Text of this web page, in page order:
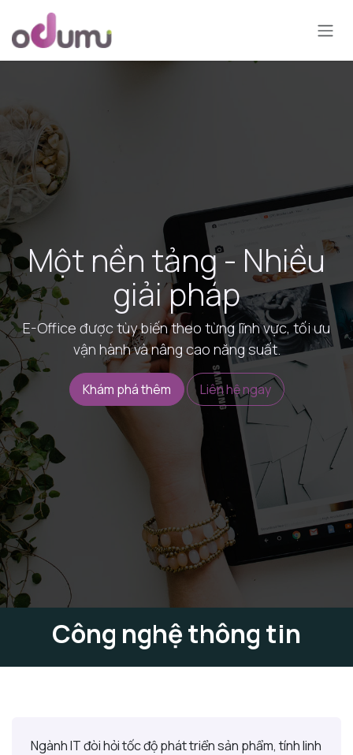
Bỏ qua để đến Nội dung
Một nền tảng - Nhiều
giải pháp
E-Office được tùy biến theo từng lĩnh vực, tối ưu
vận hành và nâng cao năng suất.
Khám phá thêm Liên hệ ngay
Công nghệ thông tin
Ngành IT đòi hỏi tốc độ phát triển sản phẩm, tính linh